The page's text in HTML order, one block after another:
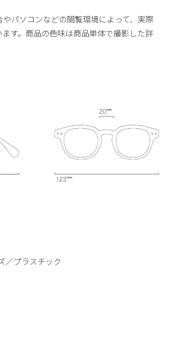
パソコンなどの閲覧環境によって、実際
す。商品の色味は商品単体で撮影した詳
／プラスチック